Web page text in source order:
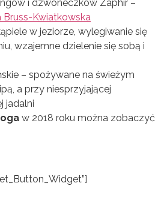
i dzwoneczków Zaphir –
Bruss-Kwiatkowska
w jeziorze, wylegiwanie się
wzajemne dzielenie się sobą i
– spożywane na świeżym
a przy niesprzyjającej
jadalni
w 2018 roku można zobaczyć